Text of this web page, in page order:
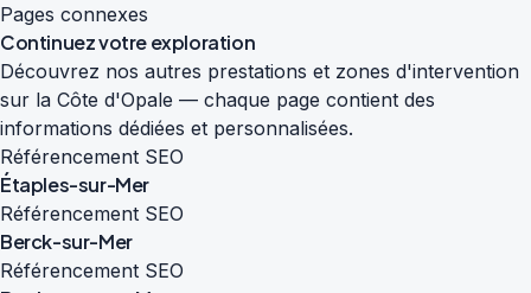
Pages connexes
Continuez votre exploration
Découvrez nos autres prestations et zones d'intervention
sur la Côte d'Opale — chaque page contient des
informations dédiées et personnalisées.
Référencement SEO
Étaples-sur-Mer
Référencement SEO
Berck-sur-Mer
Référencement SEO